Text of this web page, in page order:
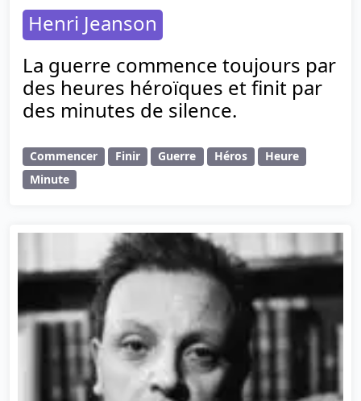
Henri Jeanson
La guerre commence toujours par
des heures héroïques et finit par
des minutes de silence.
Commencer Finir Guerre Héros
Heure
Minute